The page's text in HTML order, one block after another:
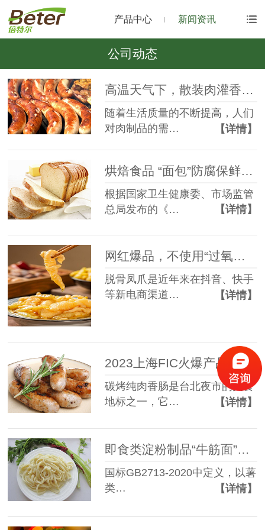
产品中心 新闻资讯
公司动态
高温天气下，散装肉灌香肠的防腐解决方案
随着生活质量的不断提高，人们
对肉制品的需…
【详情】
烘焙食品 “面包”防腐保鲜方案
根据国家卫生健康委、市场监管
总局发布的《…
【详情】
网红爆品，不使用“过氧化氢”的“脱骨凤爪”如何安全渡过夏天
脱骨凤爪是近年来在抖音、快手
等新电商渠道…
【详情】
2023上海FIC火爆产品：台湾碳烤纯肉香肠-香肠调味料XH11
碳烤纯肉香肠是台北夜市的美食
地标之一，它…
【详情】
即食类淀粉制品“牛筋面”防腐方案
国标GB2713-2020中定义，以薯
类…
【详情】